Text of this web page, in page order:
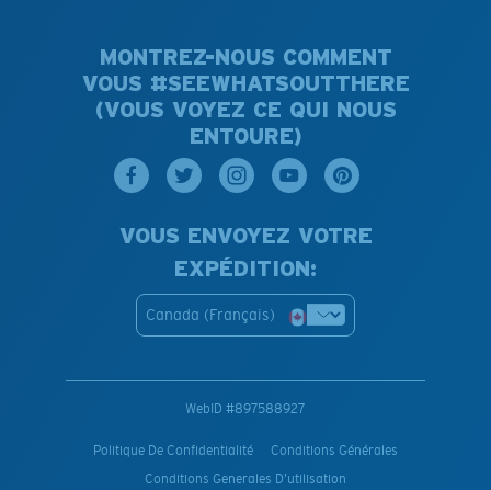
MONTREZ-NOUS COMMENT
VOUS #SEEWHATSOUTTHERE
(VOUS VOYEZ CE QUI NOUS
ENTOURE)
VOUS ENVOYEZ VOTRE
EXPÉDITION:
Canada (Français)
WebID #897588927
Politique De Confidentialité
Conditions Générales
Conditions Generales D’utilisation